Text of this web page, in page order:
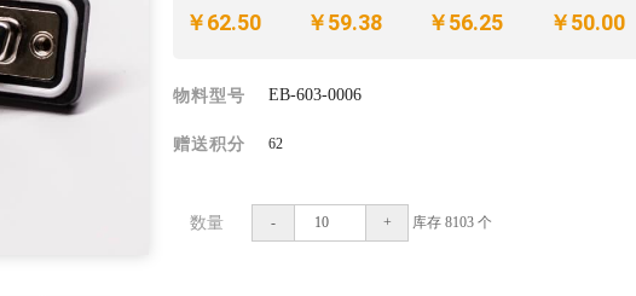
￥62.50 ￥59.38 ￥56.25 ￥50.00
物料型号 EB-603-0006
赠送积分 62
数量 - + 库存 8103 个